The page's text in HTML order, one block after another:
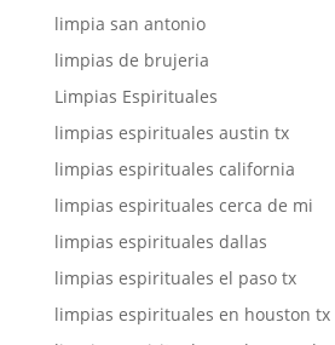
limpia san antonio
limpias de brujeria
Limpias Espirituales
limpias espirituales austin tx
limpias espirituales california
limpias espirituales cerca de mi
limpias espirituales dallas
limpias espirituales el paso tx
limpias espirituales en houston tx